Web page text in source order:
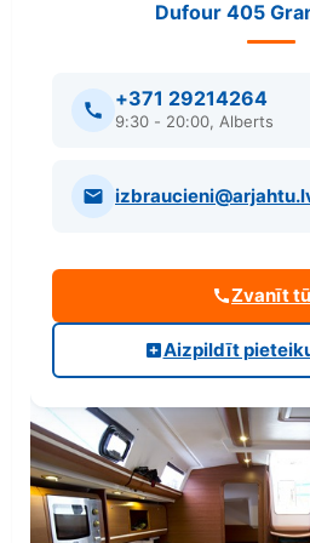
Dufour 405
+371 29214264
9:30 - 20:00, Alberts
Zvanīt
Aizpildīt